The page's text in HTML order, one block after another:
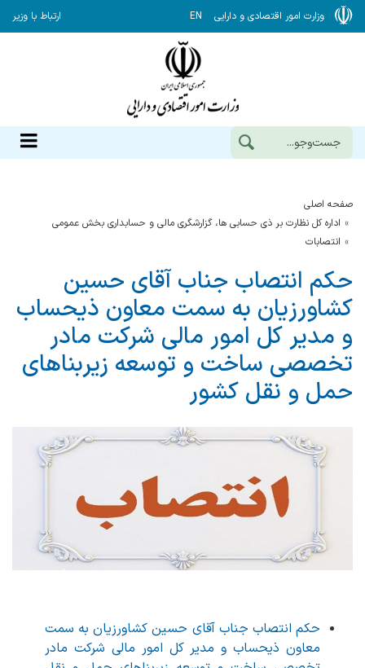
وزارت امور اقتصادی و دارایی EN ارتباط با وزیر
صفحه اصلی
اداره کل نظارت بر ذی حسابی ها، گزارشگری مالی و حسابداری بخش عمومی
انتصابات
حکم انتصاب جناب آقای حسین
کشاورزیان به سمت معاون ذیحساب
و مدیر کل امور مالی شرکت مادر
تخصصی ساخت و توسعه زیربناهای
حمل و نقل کشور
حکم انتصاب جناب آقای حسین کشاورزیان به سمت
معاون ذیحساب و مدیر کل امور مالی شرکت مادر